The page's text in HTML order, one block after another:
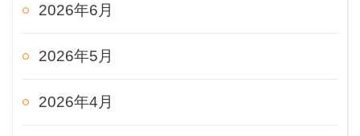
2026年6月
2026年5月
2026年4月